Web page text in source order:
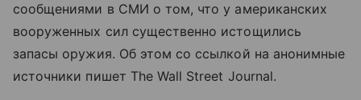
сообщениями в СМИ о том, что у американских
вооруженных сил существенно истощились
запасы оружия. Об этом со ссылкой на анонимные
источники пишет The Wall Street Journal.